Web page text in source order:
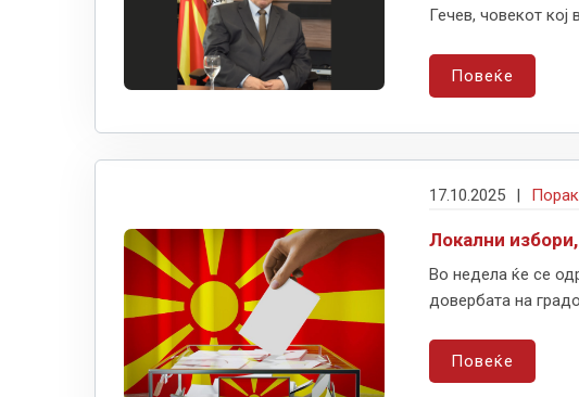
Гечев, човекот кој
Повеќе
17.10.2025 |
Локални
Во недела ќе се
довербата на
Повеќе